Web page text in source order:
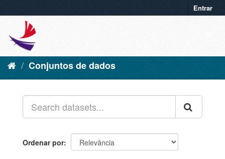
Entrar
Conjuntos de dados
Ordenar por